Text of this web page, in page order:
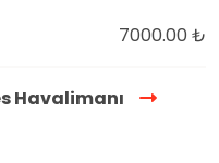
7000.00 ₺
Havalimanı